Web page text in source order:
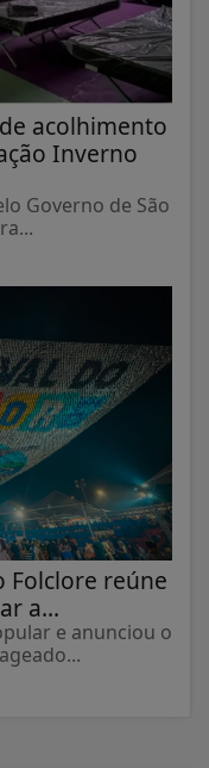
acolhimento
Inverno
Governo de São
Folclore reúne
a...
e anunciou o